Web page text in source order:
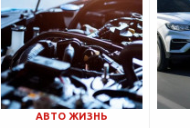
АВТО ЖИЗНЬ